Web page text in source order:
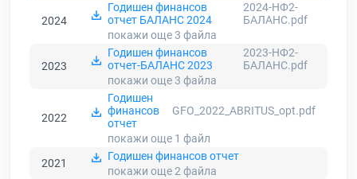
2024
Годишен финансов
отчет БАЛАНС 2024
2024-НФ2-
БАЛАНС.pdf
покажи още 3 файла
2023
Годишен финансов
отчет-БАЛАНС 2023
2023-НФ2-
БАЛАНС.pdf
покажи още 3 файла
2022
Годишен
финансов
отчет
GFO_2022_ABRITUS_opt.pdf
покажи още 1 файл
2021
Годишен финансов отчет
покажи още 2файла